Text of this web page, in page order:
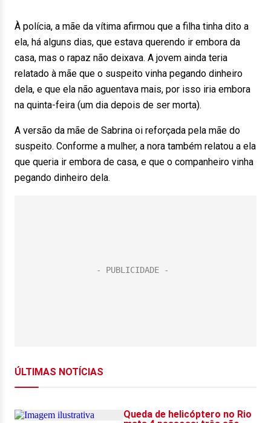
À polícia, a mãe da vítima afirmou que a filha tinha dito a
ela, há alguns dias, que estava querendo ir embora da
casa, mas o rapaz não deixava. A jovem ainda teria
relatado à mãe que o suspeito vinha pegando dinheiro
dela, e que ela não aguentava mais, por isso iria embora
na quinta-feira (um dia depois de ser morta).
A versão da mãe de Sabrina oi reforçada pela mãe do
suspeito. Conforme a mulher, a nora também relatou a ela
que queria ir embora de casa, e que o companheiro vinha
pegando dinheiro dela.